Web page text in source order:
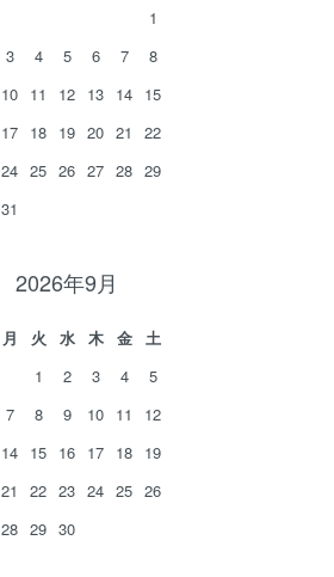
1
3 4 5 6 7
8
10 11 12 13 14 15
17 18 19 20 21
22
24 25 26 27 28 29
31
2026年9月
月 火 水 木 金
土
1
2 3 4
5
7 8 9 10 11
12
14 15 16 17 18 19
21 22 23 24 25 26
28 29 30